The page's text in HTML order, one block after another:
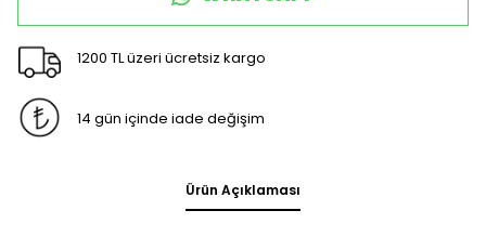
1200 TL üzeri ücretsiz kargo
14 gün içinde iade değişim
Ürün Açıklaması